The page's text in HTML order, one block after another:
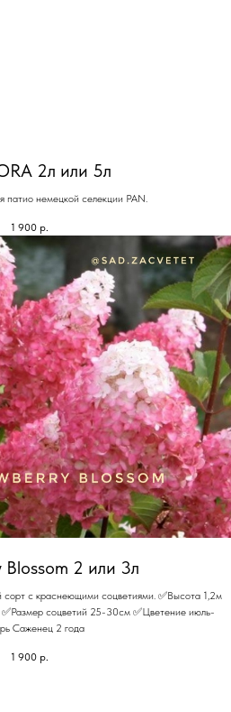
2л или 5л
патио немецкой селекции PAN.
1 900 р.
2 или 3л
сорт с краснеющими соцветиями. ✅Высота 1,2м
соцветий 25-30см ✅Цветение июль-
Саженец 2 года
1 900 р.